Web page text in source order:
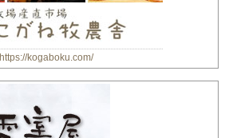
https://kogaboku.com/